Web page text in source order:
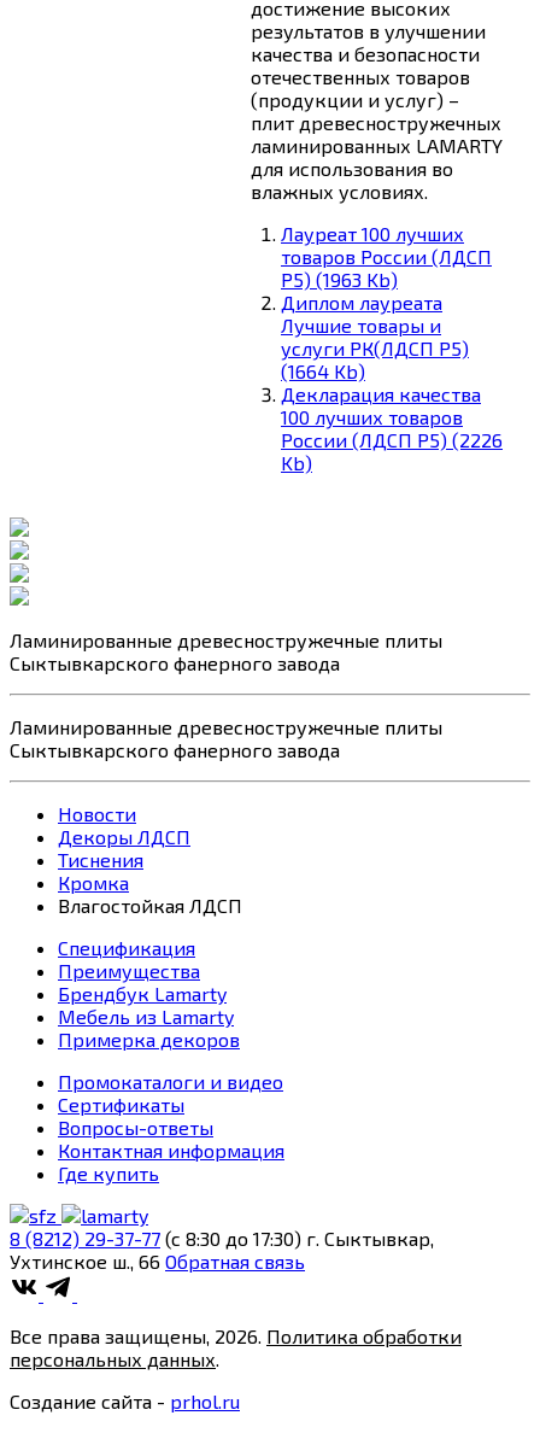
достижение высоких
результатов в улучшении
качества и безопасности
отечественных товаров
(продукции и услуг) –
плит древесностружечных
ламинированных LAMARTY
для использования во
влажных условиях.
Лауреат 100 лучших
товаров России (ЛДСП
Р5) (1963 Kb)
Диплом лауреата
Лучшие товары и
услуги РК(ЛДСП Р5)
(1664 Kb)
Декларация качества
100 лучших товаров
России (ЛДСП Р5) (2226
Kb)
Ламинированные древесностружечные плиты
Сыктывкарского фанерного завода
Ламинированные древесностружечные плиты
Сыктывкарского фанерного завода
Новости
Декоры ЛДСП
Тиснения
Кромка
Влагостойкая ЛДСП
Спецификация
Преимущества
Брендбук Lamarty
Мебель из Lamarty
Примерка декоров
Промокаталоги и видео
Сертификаты
Вопросы-ответы
Контактная информация
Где купить
8 (8212) 29-37-77 (c 8:30 до 17:30) г. Сыктывкар,
Ухтинское ш., 66 Обратная связь
Все права защищены, 2026. Политика обработки
персональных данных.
Создание сайта - prhol.ru